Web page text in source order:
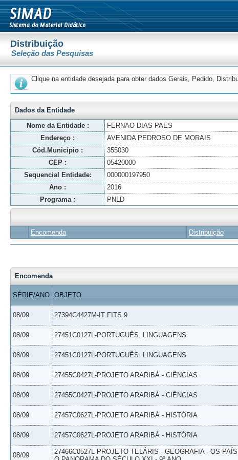
Distribuição
Seleção das Pesquisas
Clique na entidade desejada para obter dados Gerais, Pedido,
Dados da Entidade
Nome da Entidade :
FERNAO DIAS PAES
Endereço :
AVENIDA PEDROSO DE MORAIS
Cód.Município :
355030
CEP :
05420000
Sequencial Entidade:
000000197950
Ano :
2016
Programa :
PNLD
Encomenda Distribuição
Encomenda
SÉRIE/ANO OBJETO
08/09 27394C4427M-IT FITS 9
08/09 27451C0127L-PORTUGUÊS: LINGUAGENS
08/09 27451C0127L-PORTUGUÊS: LINGUAGENS
08/09 27455C0427L-PROJETO ARARIBÁ - CIÊNCIAS
08/09 27455C0427L-PROJETO ARARIBÁ - CIÊNCIAS
08/09 27457C0627L-PROJETO ARARIBÁ - HISTÓRIA
08/09 27457C0627L-PROJETO ARARIBÁ - HISTÓRIA
08/09
27466C0527L-PROJETO TELÁRIS - GEOGRAFIA - OS